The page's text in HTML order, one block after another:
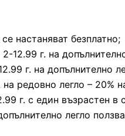
настаняват безплатно;
12.99 г. на
г. на допълнително
редовно легло – 20%
г. с един възрастен в
легло